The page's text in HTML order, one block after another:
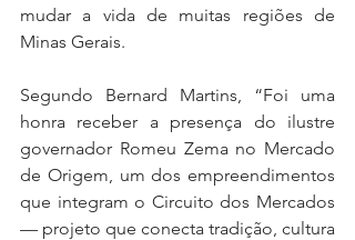
mudar a vida de muitas regiões de
Minas Gerais.
Segundo Bernard Martins, “Foi uma
honra receber a presença do ilustre
governador Romeu Zema no Mercado
de Origem, um dos empreendimentos
que integram o Circuito dos Mercados
— projeto que conecta tradição, cultura